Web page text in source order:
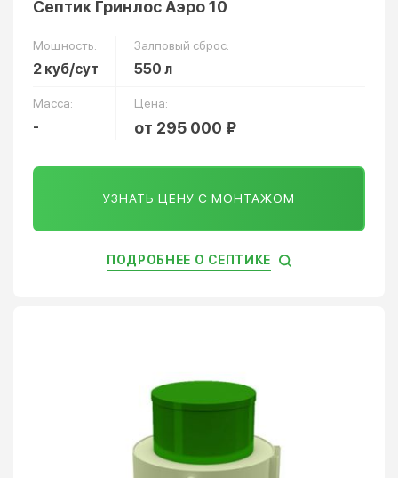
Септик Гринлос Аэро 10
Мощность:
2 куб/сут
Залповый сброс:
550 л
Масса:
-
Цена:
от 295 000 ₽
УЗНАТЬ ЦЕНУ С МОНТАЖОМ
ПОДРОБНЕЕ О СЕПТИКЕ